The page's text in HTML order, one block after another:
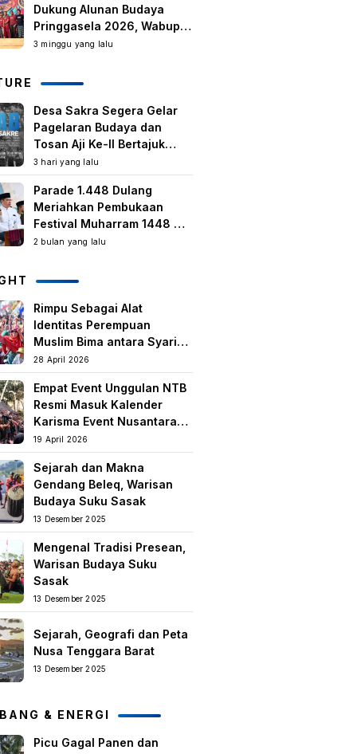
Dukung Alunan Budaya
Pringgasela 2026, Wabup:
Kegiatan Berbasis
3 minggu yang lalu
Desa Sakra Segera Gelar
Pagelaran Budaya dan
Tosan Aji Ke-II Bertajuk
Samuhita Sakre
3 hari yang lalu
Parade 1.448 Dulang
Meriahkan Pembukaan
Festival Muharram 1448 H
di Lombok Timur
2 bulan yang lalu
Rimpu Sebagai Alat
Identitas Perempuan
Muslim Bima antara Syariat,
Tradisi lokal, dan
Manifestasi Nilai-nilai
keislaman
28 April 2026
Empat Event Unggulan NTB
Resmi Masuk Kalender
Karisma Event Nusantara
(KEN) 2026
19 April 2026
Sejarah dan Makna
Gendang Beleq, Warisan
Budaya Suku Sasak
13 Desember 2025
Mengenal Tradisi Presean,
Warisan Budaya Suku
Sasak
13 Desember 2025
Sejarah, Geografi dan Peta
Nusa Tenggara Barat
13 Desember 2025
& ENERGI
Picu Gagal Panen dan